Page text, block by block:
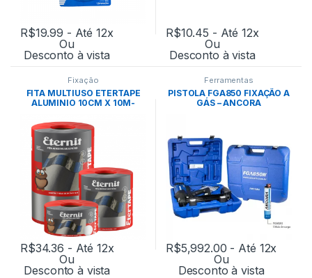
R$19.99 - Até 12x
Ou
Desconto à vista
R$10.45 - Até 12x
Ou
Desconto à vista
Fixação
FITA MULTIUSO ETERTAPE
ALUMINIO 10CM X 10M-
R$34.36 - Até 12x
Ou
Desconto à vista
Ferramentas
PISTOLA FGA850 FIXAÇÃO A
GÁS – ANCORA
R$5,992.00 - Até 12x
Ou
Desconto à vista